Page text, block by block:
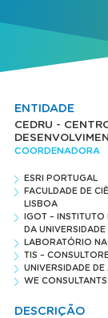
ENTIDADE
CEDRU -
COORDENADORA
ESRI PORTUGAL
FACULDADE DE
LISBOA
IGOT –
DA
LABORATÓRIO
TIS –
UNIVERSIDADE DE
WE CONSULTANTS
DESCRIÇÃO